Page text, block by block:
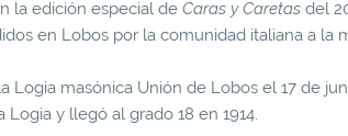
la edición especial de Caras y Caretas del
en Lobos por la comunidad italiana a la
Logia masónica Unión de Lobos el 17 de
Logia y llegó al grado 18 en 1914.